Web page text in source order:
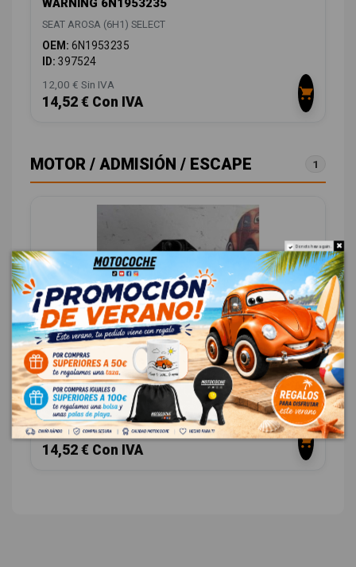
WARNING 6N1953235
SEAT AROSA (6H1) SELECT
OEM: 6N1953235
ID: 397524
12,00 € Sin IVA
14,52 € Con IVA
MOTOR / ADMISIÓN / ESCAPE 1
SENSOR PRESION 0261230011 030906051A
SEAT AROSA (6H1) SELECT
OEM:0261230011
ID:398275
12,00 € Sin IVA
14,52 € Con IVA
Do not show again.